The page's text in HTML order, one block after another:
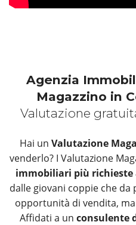
Agenzia
Magazzino in
Valutazione
Hai un Valutazione
venderlo? I Valutazione
immobiliari più richieste
dalle giovani coppie che
opportunità di vendita,
Affidati a un consulente